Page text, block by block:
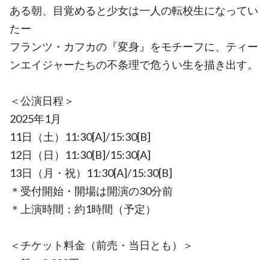
ある朝、目覚めると少女は一人の転校生になってい
たー
フランツ・カフカの『変身』をモチーフに、ティー
ンエイジャーたちの不条理で危うい生を描き出す。
＜公演日程＞
2025年1月
11日（土）11:30[A]/15:30[B]
12日（日）11:30[B]/15:30[A]
13日（月・祝）11:30[A]/15:30[B]
＊受付開始・開場は開演の30分前
＊上演時間：約1時間（予定）
＜チケット料金（前売・当日とも）＞